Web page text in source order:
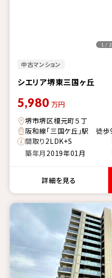
中古マンション
シエリア堺東三国ヶ丘
1 /
5,980 万円
堺市堺区榎元町５丁
阪和線「三国ケ丘」駅 徒
間取り2LDK+S
築年月 2019年01月
詳細を見る